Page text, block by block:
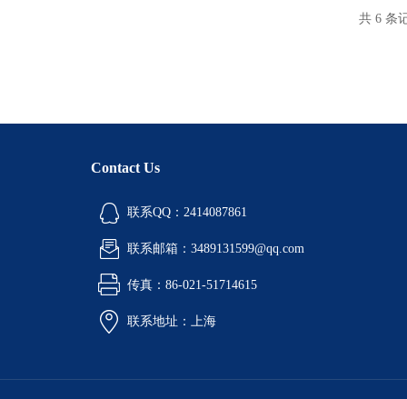
共 6 条
Contact Us
联系QQ：2414087861
联系邮箱：3489131599@qq.com
传真：86-021-51714615
联系地址：上海